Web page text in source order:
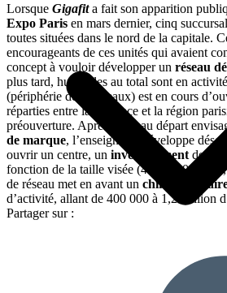
Lorsque Gigafit a fait son apparition
Expo Paris en mars dernier, cinq
toutes situées dans le nord de la capitale.
encourageants de ces unités qui avaient
concept à vouloir développer un réseau
plus tard, huit salles au total sont en
(périphérie de Bordeaux) est en cours
réparties entre la province et la région
préouverture. Après avoir au départ
de marque, l’enseigne se développe
ouvrir un centre, un investissement de
fonction de la taille visée (400 à 1 000
de réseau met en avant un chiffre
d’activité, allant de 400 000 à 1,2 million
Partager sur :